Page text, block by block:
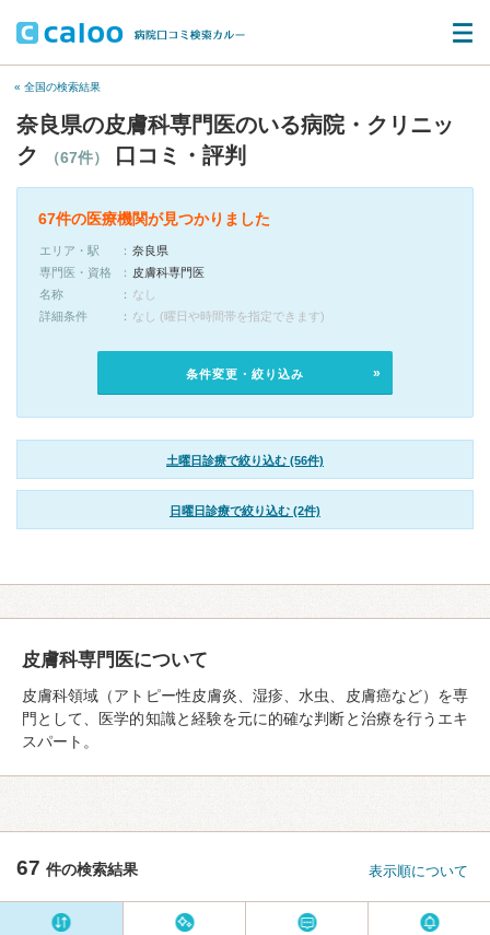
« 全国の検索結果
奈良県の皮膚科専門医のいる病院・クリニッ
ク
（67件） 口コミ・評判
67件の医療機関が見つかりました
エリア・駅
奈良県
専門医・資格
皮膚科専門医
名称
なし
詳細条件
なし (曜日や時間帯を指定できます)
条件変更・絞り込み
土曜日診療で絞り込む (56件)
日曜日診療で絞り込む (2件)
皮膚科専門医について
皮膚科領域（アトピー性皮膚炎、湿疹、水虫、皮膚癌など）を専
門として、医学的知識と経験を元に的確な判断と治療を行うエキ
スパート。
67 件の検索結果 表示順について